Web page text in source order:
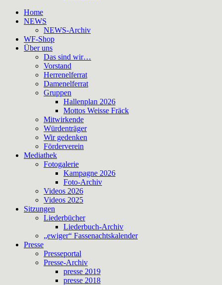
Home
NEWS
NEWS-Archiv
WF-Shop
Über uns
Das sind wir…
Vorstand
Herrenelferrat
Damenelferrat
Gruppen
Hallenplan 2026
Mottos Weisse Fräck
Mitwirkende
Würdenträger
Wir gedenken
Förderverein
Mediathek
Fotogalerie
Kampagne 2026
Foto-Archiv
Videos 2026
Videos 2025
Sitzungen
Liederbücher
Liederbuch-Archiv
„ewiger“ Fassenachtskalender
Presse
Presseportal
Presse-Archiv
presse 2019
presse 2018